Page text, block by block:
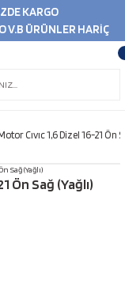
KARGO
V.B ÜRÜNLER HARİÇ
Cıvıc 1,6 Dizel 16-21 Ön
Ön Sağ (Yağlı)